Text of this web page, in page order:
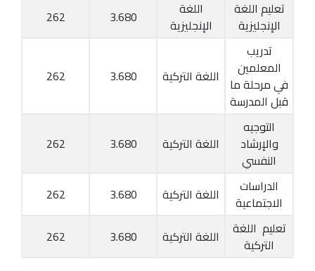
تعليم اللغة
الإنجليزية
اللغة
الإنجليزية
3.680
262
تدريب
المعلمين
في مرحلة ما
قبل المدرسة
اللغة التركية 3.680
262
التوجيه
والإرشاد
النفسي
اللغة التركية 3.680
262
الدراسات
الاجتماعية
اللغة التركية 3.680
262
تعليم اللغة
التركية
اللغة التركية 3.680
262